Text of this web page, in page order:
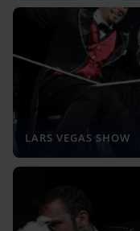
LARS VEGAS SHOW